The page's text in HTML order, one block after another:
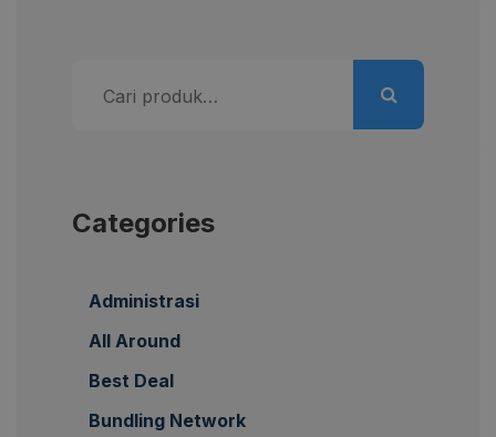
untuk:
Categories
Administrasi
All Around
Best Deal
Bundling Network